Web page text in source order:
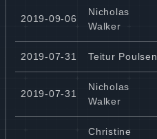
2019-09-06
Nicholas
Walker
2019-07-31 Teitur Poulsen
2019-07-31
Nicholas
Walker
Christine